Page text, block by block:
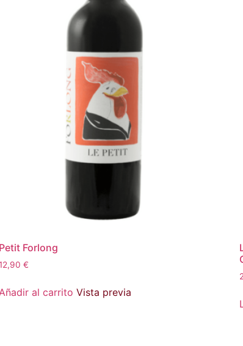
Petit Forlong
€
Añadir al carrito Vista previa